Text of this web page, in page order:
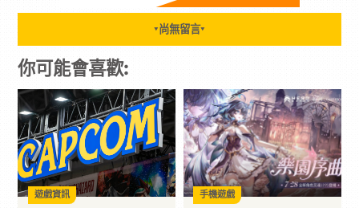
▼ 尚無留言▼
你可能會喜歡:
遊戲資訊 手機遊戲